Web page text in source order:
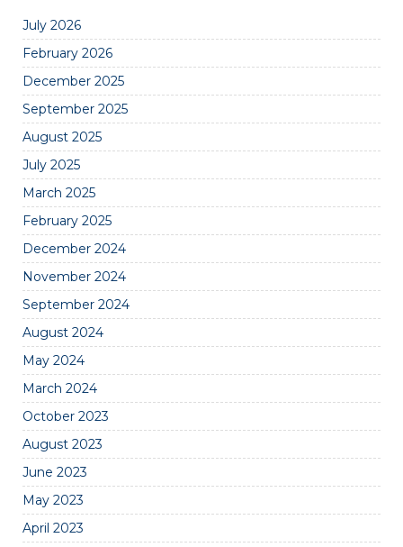
July 2026
February 2026
December 2025
September 2025
August 2025
July 2025
March 2025
February 2025
December 2024
November 2024
September 2024
August 2024
May 2024
March 2024
October 2023
August 2023
June 2023
May 2023
April 2023